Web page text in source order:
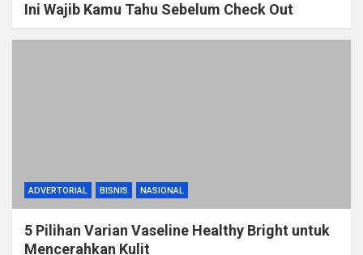
Ini Wajib Kamu Tahu Sebelum Check Out
ADVERTORIAL BISNIS NASIONAL
5 Pilihan Varian Vaseline Healthy Bright untuk
Mencerahkan Kulit